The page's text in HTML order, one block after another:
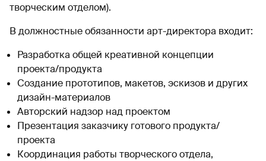
творческим отделом).
В должностные обязанности арт-директора входит:
Разработка общей креативной концепции
проекта/продукта
Создание прототипов, макетов, эскизов и других
дизайн-материалов
Авторский надзор над проектом
Презентация заказчику готового продукта/
проекта
Координация работы творческого отдела,